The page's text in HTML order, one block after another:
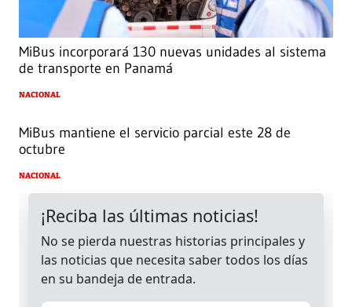
MiBus incorporará 130 nuevas unidades al sistema
de transporte en Panamá
NACIONAL
MiBus mantiene el servicio parcial este 28 de
octubre
NACIONAL